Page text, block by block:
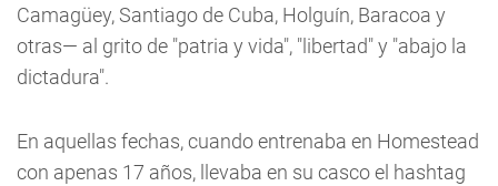
Camagüey, Santiago de Cuba, Holguín, Baracoa y
otras— al grito de "patria y vida", "libertad" y "abajo la
dictadura".
En aquellas fechas, cuando entrenaba en Homestead
con apenas 17 años, llevaba en su casco el hashtag